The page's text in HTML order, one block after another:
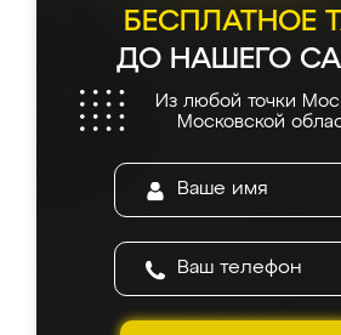
БЕСПЛАТНОЕ
ДО НАШЕГО
Из любой точки
Московской